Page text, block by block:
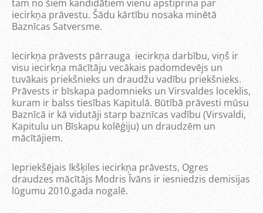
tam no šiem kandidātiem vienu apstiprina par
iecirkņa prāvestu. Šādu kārtību nosaka minētā
Baznīcas Satversme.
Iecirkņa prāvests pārrauga iecirkņa darbību, viņš ir
visu iecirkņa mācītāju vecākais padomdevējs un
tuvākais priekšnieks un draudžu vadību priekšnieks.
Prāvests ir bīskapa padomnieks un Virsvaldes loceklis,
kuram ir balss tiesības Kapitulā. Būtībā prāvesti mūsu
Baznīcā ir kā vidutāji starp baznīcas vadību (Virsvaldi,
Kapitulu un Bīskapu kolēģiju) un draudzēm un
mācītājiem.
Iepriekšējais Ikšķiles iecirkņa prāvests, Ogres
draudzes mācītājs Modris Īvāns ir iesniedzis demisijas
lūgumu 2010.gada nogalē.